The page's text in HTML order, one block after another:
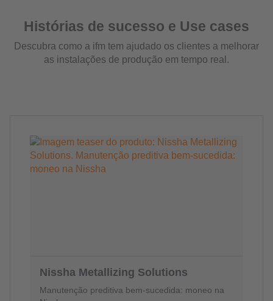
Histórias de sucesso e Use cases
Descubra como a ifm tem ajudado os clientes a melhorar
as instalações de produção em tempo real.
Nissha Metallizing Solutions
Manutenção preditiva bem-sucedida: moneo na